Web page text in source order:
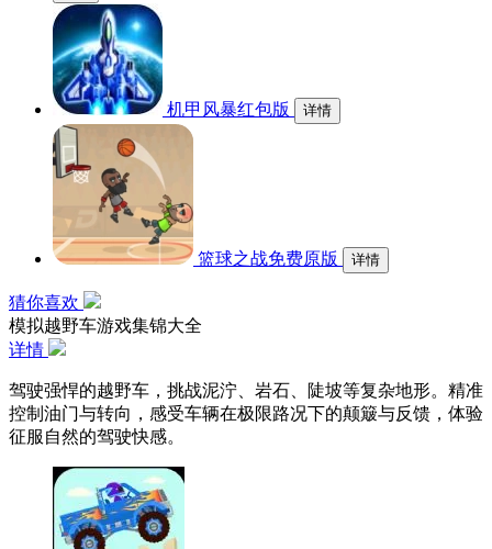
机甲风暴红包版 详情
篮球之战免费原版 详情
猜你喜欢
模拟越野车游戏集锦大全
详情
驾驶强悍的越野车，挑战泥泞、岩石、陡坡等复杂地形。精准
控制油门与转向，感受车辆在极限路况下的颠簸与反馈，体验
征服自然的驾驶快感。